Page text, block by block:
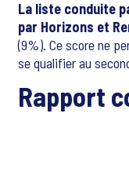
La liste conduite
par Horizons et
(9%). Ce score ne
se qualifier au
Rapport